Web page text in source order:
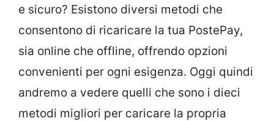
e sicuro? Esistono diversi metodi che
consentono di ricaricare la tua PostePay,
sia online che offline, offrendo opzioni
convenienti per ogni esigenza. Oggi quindi
andremo a vedere quelli che sono i dieci
metodi migliori per caricare la propria